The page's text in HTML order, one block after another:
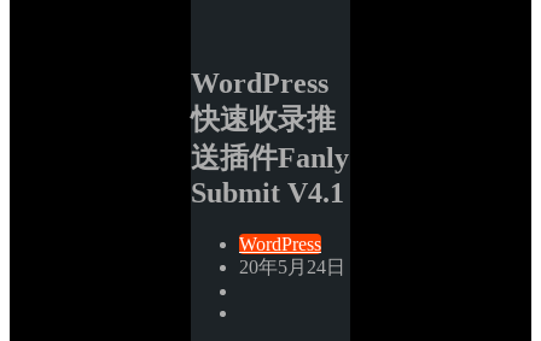
WordPress
快速收录推
送插件Fanly
Submit V4.1
WordPress
20年5月24日